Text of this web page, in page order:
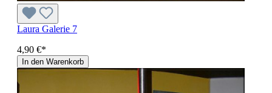
Laura Galerie 7
4,90 €*
In den Warenkorb